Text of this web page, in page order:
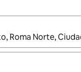
पर, अप और डाउन 'ऐरो